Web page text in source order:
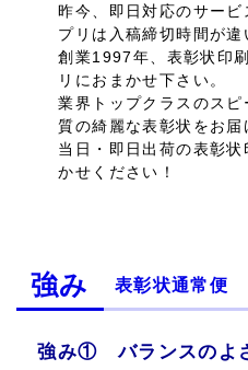
昨今、即日対応のサー
プリは入稿締切時間が違
創業1997年、表彰状印
リにおまかせ下さい。
業界トップクラスのス
質の綺麗な表彰状をお届
当日・即日出荷の表彰状
かせください！
強み 表彰状通常便
強み① バランスのよ